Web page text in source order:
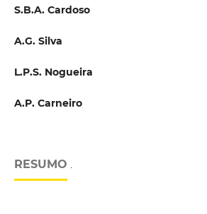
S.B.A. Cardoso
A.G. Silva
L.P.S. Nogueira
A.P. Carneiro
RESUMO .